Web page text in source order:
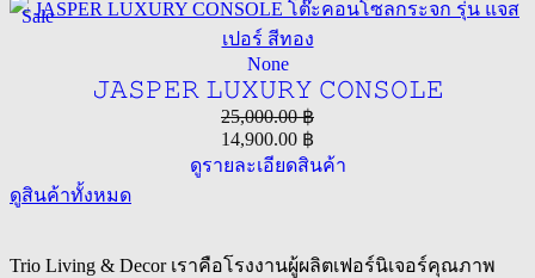
Sale
None
𝙹𝙰𝚂𝙿𝙴𝚁 𝙻𝚄𝚇𝚄𝚁𝚈 𝙲𝙾𝙽𝚂𝙾𝙻𝙴
25,000.00฿
14,900.00 ฿
ดูรายละเอียดสินค้า
ดูสินค้าทั้งหมด
Trio Living & Decor เราคือโรงงานผู้ผลิตเฟอร์นิเจอร์คุณภาพ